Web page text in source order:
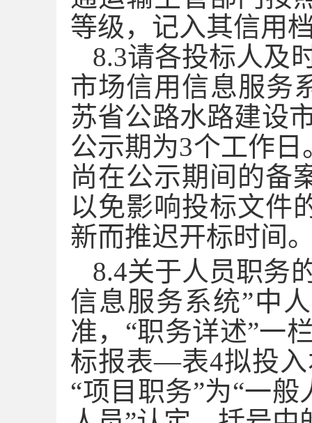
等级，记入其信用
8.3请各投标人及
市场信用信息服务
苏省公路水路建设
公示期为3个工作
尚在公示期间的备
以免影响投标文件
新而推迟开标时间
8.4关于人员职务
信息服务系统”中
准，“职务详述”一
标报表—表4拟投入
“项目职务”为“一